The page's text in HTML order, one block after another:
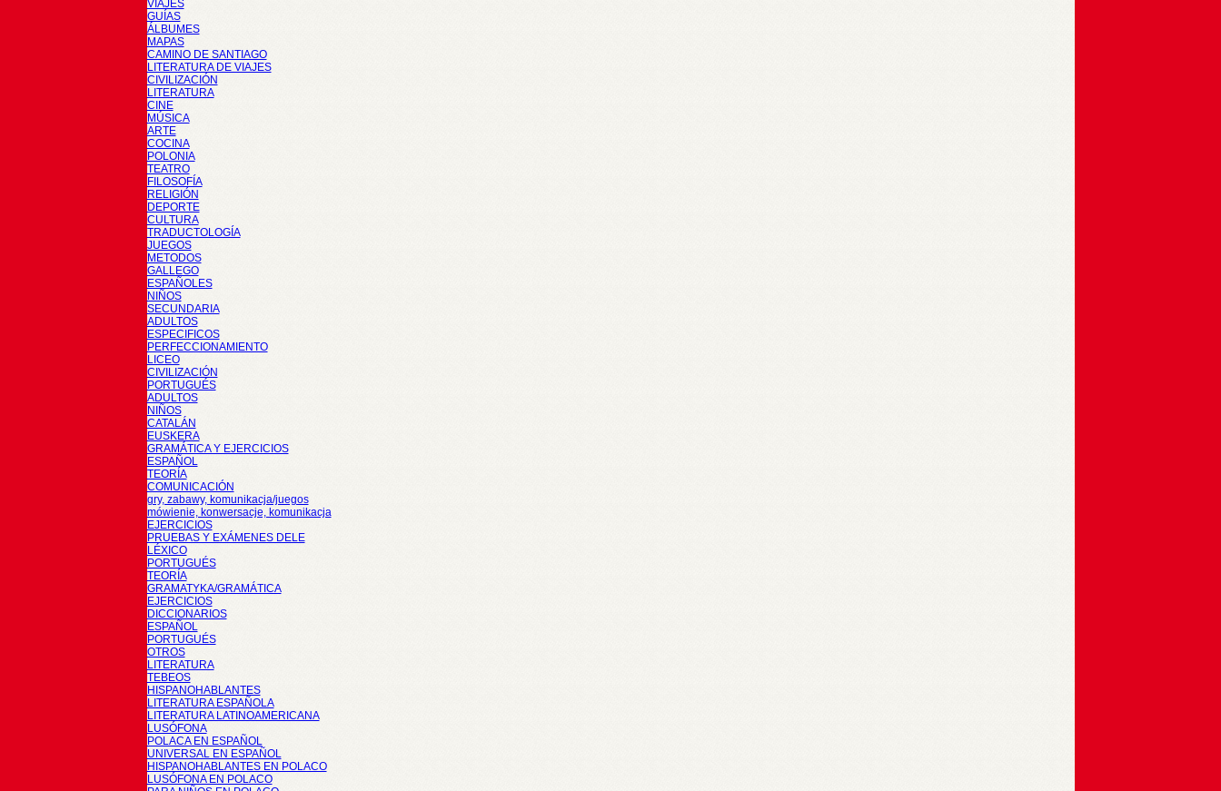
VIAJES
GUÍAS
ÁLBUMES
MAPAS
CAMINO DE SANTIAGO
LITERATURA DE VIAJES
CIVILIZACIÓN
LITERATURA
CINE
MÚSICA
ARTE
COCINA
POLONIA
TEATRO
FILOSOFÍA
RELIGIÓN
DEPORTE
CULTURA
TRADUCTOLOGÍA
JUEGOS
METODOS
GALLEGO
ESPAÑOLES
NIÑOS
SECUNDARIA
ADULTOS
ESPECIFICOS
PERFECCIONAMIENTO
LICEO
CIVILIZACIÓN
PORTUGUÉS
ADULTOS
NIÑOS
CATALÁN
EUSKERA
GRAMÁTICA Y EJERCICIOS
ESPAÑOL
TEORÍA
COMUNICACIÓN
gry, zabawy, komunikacja/juegos
mówienie, konwersacje, komunikacja
EJERCICIOS
PRUEBAS Y EXÁMENES DELE
LÉXICO
PORTUGUÉS
TEORÍA
GRAMATYKA/GRAMÁTICA
EJERCICIOS
DICCIONARIOS
ESPAÑOL
PORTUGUÉS
OTROS
LITERATURA
TEBEOS
HISPANOHABLANTES
LITERATURA ESPAÑOLA
LITERATURA LATINOAMERICANA
LUSÓFONA
POLACA EN ESPAÑOL
UNIVERSAL EN ESPAÑOL
HISPANOHABLANTES EN POLACO
LUSÓFONA EN POLACO